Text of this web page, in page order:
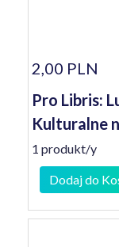
2,00 PLN
Pro Libris:
Kulturalne
1 produkt/y
Dodaj do